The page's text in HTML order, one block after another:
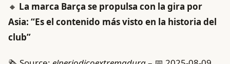
🔸 La marca Barça se propulsa con la gira por
Asia: “Es el contenido más visto en la historia del
club”